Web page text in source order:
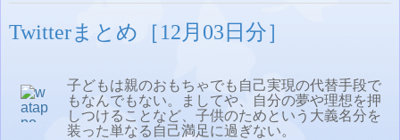
Twitterまとめ［12月03日分］
子どもは親のおもちゃでも自己実現の代替手段で
もなんでもない。ましてや、自分の夢や理想を押
しつけることなど、子供のためという大義名分を
装った単なる自己満足に過ぎない。